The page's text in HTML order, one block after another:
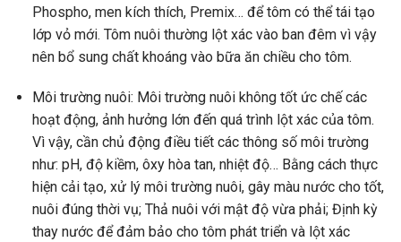
Phospho, men kích thích, Premix… để tôm có thể tái tạo
lớp vỏ mới. Tôm nuôi thường lột xác vào ban đêm vì vậy
nên bổ sung chất khoáng vào bữa ăn chiều cho tôm.
Môi trường nuôi: Môi trường nuôi không tốt ức chế các
hoạt động, ảnh hưởng lớn đến quá trình lột xác của tôm.
Vì vậy, cần chủ động điều tiết các thông số môi trường
như: pH, độ kiềm, ôxy hòa tan, nhiệt độ… Bằng cách thực
hiện cải tạo, xử lý môi trường nuôi, gây màu nước cho tốt,
nuôi đúng thời vụ; Thả nuôi với mật độ vừa phải; Định kỳ
thay nước để đảm bảo cho tôm phát triển và lột xác